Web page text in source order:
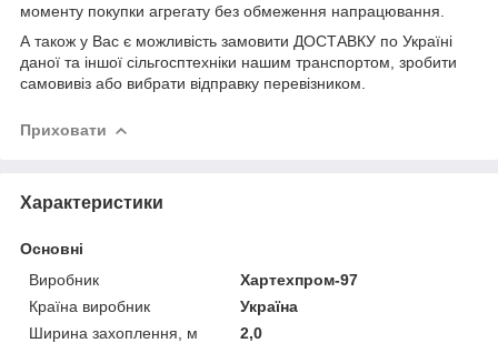
моменту покупки агрегату без обмеження напрацювання.
А також у Вас є можливість замовити ДОСТАВКУ по Україні
даної та іншої сільгосптехніки нашим транспортом, зробити
самовивіз або вибрати відправку перевізником.
Приховати
Характеристики
Основні
Виробник
Хартехпром-97
Країна виробник
Україна
Ширина захоплення, м
2,0